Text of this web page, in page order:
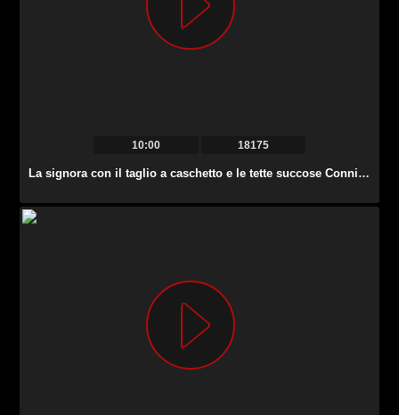
10:00 18175
La signora con il taglio a caschetto e le tette succose Connie Carter fa una bella testa.